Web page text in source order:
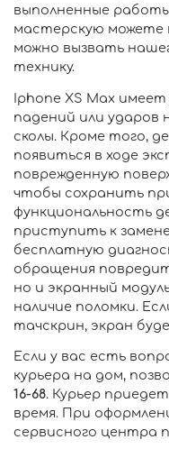
выполненные
мастерскую можете
можно вызвать
технику.
Iphone XS Max
падений или
сколы. Кроме того,
появиться в ходе
поврежденную
чтобы сохранить
функциональность
приступить к
бесплатную
обращения
но и экранный
наличие поломки.
тачскрин, экран
Если у вас есть
курьера на дом,
16-68. Курьер
время. При
сервисного центра